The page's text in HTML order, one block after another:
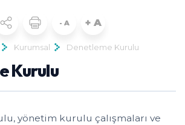
- A + A
Kurumsal Denetleme Kurulu
Kurulu
yönetim kurulu çalışmaları ve